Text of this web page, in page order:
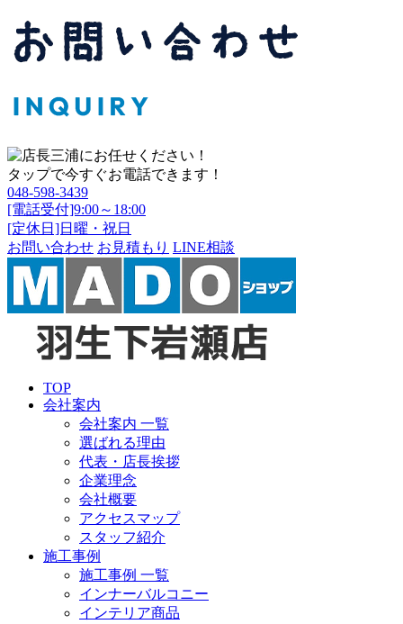
タップで今すぐお電話できます！
048-598-3439
[電話受付]9:00～18:00
[定休日]日曜・祝日
お問い合わせ お見積もり LINE相談
TOP
会社案内
会社案内 一覧
選ばれる理由
代表・店長挨拶
企業理念
会社概要
アクセスマップ
スタッフ紹介
施工事例
施工事例 一覧
インナーバルコニー
インテリア商品